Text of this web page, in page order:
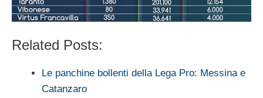
Related Posts:
Le panchine bollenti della Lega Pro: Messina e
Catanzaro